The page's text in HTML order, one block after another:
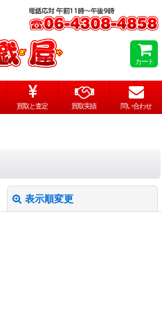
カート
買取と査定 買取実績 問い合わせ
表示順変更